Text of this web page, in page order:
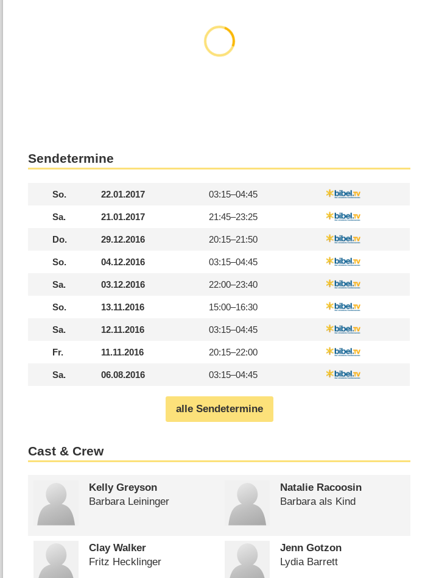
Sendetermine
So. 22.01.2017 03:15–04:45
Sa. 21.01.2017 21:45–23:25
Do. 29.12.2016 20:15–21:50
So. 04.12.2016 03:15–04:45
Sa. 03.12.2016 22:00–23:40
So. 13.11.2016 15:00–16:30
Sa. 12.11.2016 03:15–04:45
Fr. 11.11.2016 20:15–22:00
Sa. 06.08.2016 03:15–04:45
alle Sendetermine
Cast & Crew
Kelly Greyson
Barbara Leininger
Natalie Racoosin
Barbara als Kind
Clay Walker
Fritz Hecklinger
Jenn Gotzon
Lydia Barrett